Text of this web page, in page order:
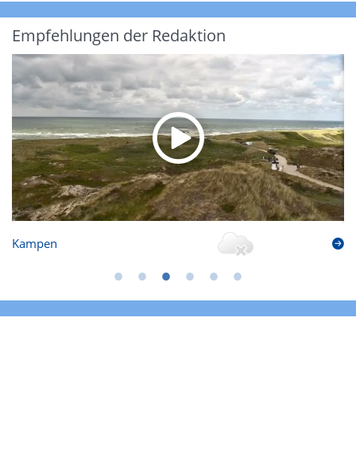
Empfehlungen der Redaktion
Kampen